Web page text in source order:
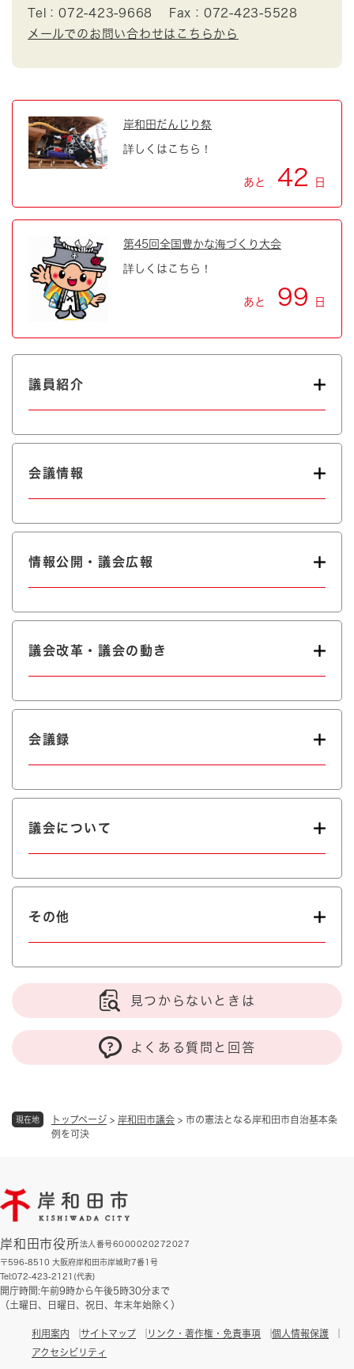
現在地 トップページ > 岸和田市議会 > 市の憲法となる岸和田市自治基本条
例を可決
Tel：072-423-9668
Fax：072-423-5528
メールでのお問い合わせはこちらから
岸和田だんじり祭
詳しくはこちら！
あと 42 日
第45回全国豊かな海づくり大会
詳しくはこちら！
あと 99 日
議員紹介
会議情報
情報公開・議会広報
議会改革・議会の動き
会議録
議会について
その他
見つからないときは
よくある質問と回答
岸和田市役所法人番号6000020272027
〒596-8510 大阪府岸和田市岸城町7番1号
Tel:072-423-2121(代表)
開庁時間:午前9時から午後5時30分まで
（土曜日、日曜日、祝日、年末年始除く）
利用案内 サイトマップ リンク・著作権・免責事項
個人情報保護
アクセシビリティ